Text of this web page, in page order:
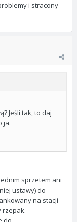
i stracony
Jeśli tak, to daj
ja.
sprzetem ani
ustawy) do
na stacji
rzepak.